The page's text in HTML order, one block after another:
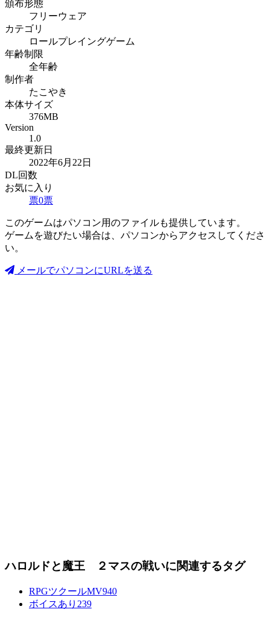
頒布形態
フリーウェア
カテゴリ
ロールプレイングゲーム
年齢制限
全年齢
制作者
たこやき
本体サイズ
376MB
Version
1.0
最終更新日
2022年6月22日
DL回数
お気に入り
票0票
このゲームはパソコン用のファイルも提供しています。
ゲームを遊びたい場合は、パソコンからアクセスしてくださ
い。
メールでパソコンにURLを送る
ハロルドと魔王 ２マスの戦いに関連するタグ
RPGツクールMV940
ボイスあり 239